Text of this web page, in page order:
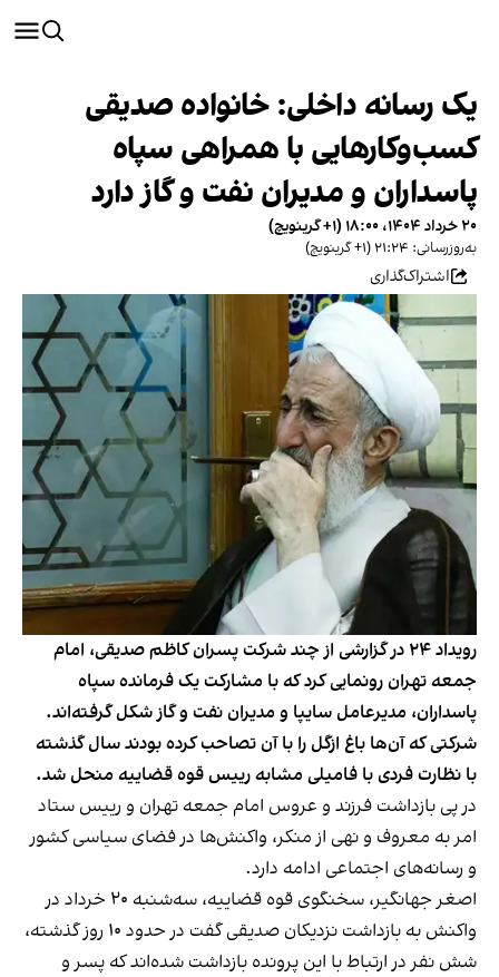
یک رسانه داخلی: خانواده صدیقی
کسب‌وکارهایی با همراهی سپاه
پاسداران و مدیران نفت و گاز دارد
۲۰ خرداد ۱۴۰۴، ۱۸:۰۰ (‎+۱ گرینویچ)
به‌روزرسانی: ۲۱:۲۴ (‎+۱ گرینویچ)
اشتراک‌گذاری
رویداد ۲۴ در گزارشی از چند شرکت پسران کاظم صدیقی، امام
جمعه تهران رونمایی کرد که با مشارکت یک فرمانده سپاه
پاسداران، مدیرعامل سایپا و مدیران نفت و گاز شکل گرفته‌اند.
شرکتی که آن‌ها باغ ازگل را با آن تصاحب کرده بودند سال گذشته
با نظارت فردی با فامیلی مشابه رییس قوه قضاییه منحل شد.
در پی بازداشت فرزند و عروس امام جمعه تهران و رییس ستاد
امر به معروف و نهی از منکر، واکنش‌ها در فضای سیاسی کشور
و رسانه‌های اجتماعی ادامه دارد.
اصغر جهانگیر، سخنگوی قوه قضاییه، سه‌شنبه ۲۰ خرداد در
واکنش به بازداشت نزدیکان صدیقی گفت در حدود ۱۰ روز گذشته،
شش نفر در ارتباط با این پرونده بازداشت شده‌اند که پسر و